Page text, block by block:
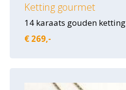
Ketting gourmet
14 karaats gouden ketting
€ 269,-